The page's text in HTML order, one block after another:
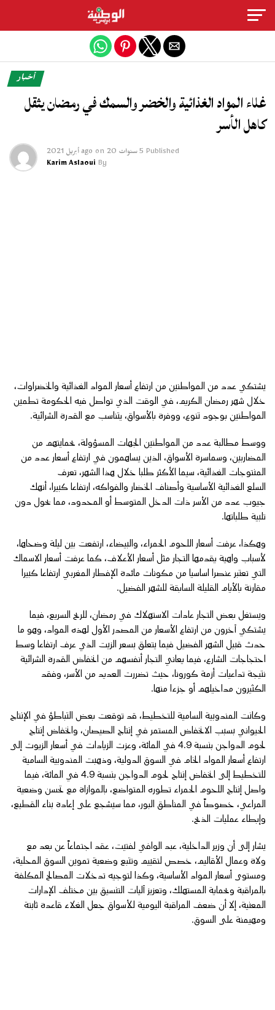
أخبار
غلاء المواد الغذائية والخضر والسمك في رمضان يثقل
كاهل الأسر
Published 5 سنوات ago on 20 أبريل 2021
By
Karim Aslaoui
يشتكي عدد من المواطنين من ارتفاع أسعار المواد الغذائية والخضراوات،
خلال شهر رمضان الكريم، في الوقت الذي تواصل فيه الحكومة تطمين
المواطنين بوجود تنوع، ووفرة بالأسواق، يتناسب مع القدرة الشرائية.
ووسط مطالبة عدد من المواطنين الجهات المسؤولة، بحمايتهم من
المضاربين، وسماسرة الأسواق، الذين يساهمون في ارتفاع أسعار عدد من
المنتوجات الغذائية، سيما الأكثر طلبا خلال هذا الشهر، تعرف
السلع الغذائية الأساسية وأصناف الخضار والفواكه، ارتفاعا كبيرا، أنهك
جيوب عدد من الأسر ذات الدخل المتوسط أو المحدود، مما يحول دون
تلبية طلباتها.
وهكذا، عرفت أسعار اللحوم الحمراء، والبيضاء، ارتفعت بين ليلة وضحاها،
لأسباب واهية يقدمها التجار مثل أسعار الأعلاف، كما عرفت أسعار الاسماك
التي تعتبر عنصرا اساسيا من مكونات مائدة الإفطار المغربي ارتفاعا كبيرا
مقارنة بالأيام القليلة السابقة للشهر الفضيل.
ويستغل بعض التجار عادات الاستهلاك في رمضان، للربح السريع، فيما
يشتكي آخرون من ارتفاع الأسعار من المصدر الأول لهذه المواد، وهو ما
حدث قبيل الشهر الفضيل فيما يتعلق بسعر الزيت الذي عرف ارتفاعا وسط
احتجاجات الشارع، فيما يعاني التجار أنفسهم من انخفاض القدرة الشرائية
نتيجة تداعيات أزمة كورونا، حيث تضررت العديد من الأسر، وفقد
الكثيرون مداخيلهم أو جزءا منها.
وكانت المندوبية السامية للتخطيط، قد توقعت بعض التباطؤ في الإنتاج
الحيواني بسبب الانخفاض المستمر في إنتاج الصيصان، وانخفاض إنتاج
لحوم الدواجن بنسبة 4.9 في المائة، وعزت الزيادات في أسعار الزيوت إلى
ارتفاع أسعار المواد الخام في السوق الدولية، وذهبت المندوبية السامية
للتخطيط إلى انخفاض إنتاج لحوم الدواجن بنسبة 4.9 في المائة، فيما
واصل إنتاج اللحوم الحمراء تطوره المتواضع، بالموازاة مع تحسن وضعية
المراعي، خصوصاً في المناطق البور، مما سيشجع على إعادة بناء القطيع،
وإبطاء عمليات الذبح.
يشار إلى أن وزير الداخلية، عبد الوافي لفتيت، عقد اجتماعاً عن بعد مع
ولاة وعمال الأقاليم، خصص لتقييم وتتبع وضعية تموين السوق المحلية،
ومستوى أسعار المواد الأساسية، وكذا لتوجيه تدخلات المصالح المكلفة
بالمراقبة وبحماية المستهلك، وتعزيز آليات التنسيق بين مختلف الإدارات
المعنية، إلا أن ضعف المراقبة اليومية للأسواق جعل الغلاء قاعدة ثابتة
ومهيمنة على السوق.
Exit mobile version